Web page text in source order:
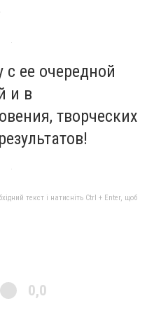
ее очередной
и в
творческих
текст і натисніть Ctrl + Enter, щоб
0,0